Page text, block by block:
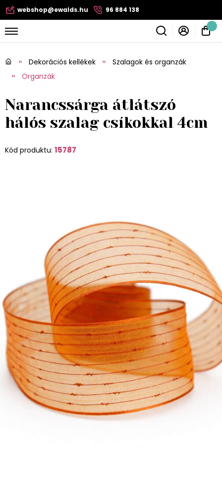
webshop@ewalds.hu 96 884 138
Dekorációs kellékek
Szalagok és organzák
Organzák
Narancssárga átlátszó
hálós szalag csíkokkal 4cm
Kód produktu: 15787